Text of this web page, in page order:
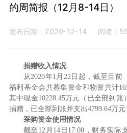
的周简报（12月8-14日）
发布日期：2020-12-14 阅读：
捐赠收入情况
从2020年1月22日起，截至目前
福利基金会共募集资金和物资共计
其中现金10228.45万元（已全部到账
捐赠，已全部到账并支出4799.64万元
采购资金使用情况
截至12月14日17:00，财务实际